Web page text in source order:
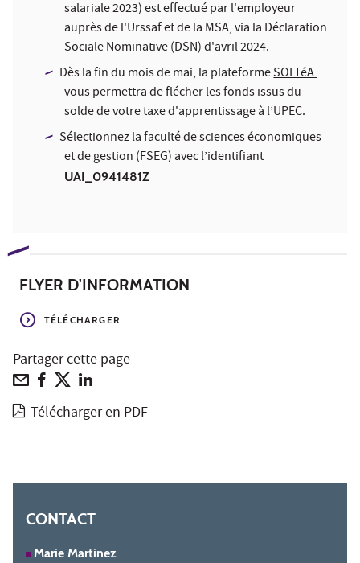
salariale 2023) est effectué par l'employeur
auprès de l'Urssaf et de la MSA, via la Déclaration
Sociale Nominative (DSN) d'avril 2024.
Dès la fin du mois de mai, la plateformeSOLTéA
vous permettra de flécher les fonds issus du
solde de votre taxe d'apprentissage à l’UPEC.
Sélectionnez la faculté de sciences économiques
et de gestion (FSEG) avec l’identifiant
UAI_0941481Z
FLYER D'INFORMATION
TÉLÉCHARGER
Partager cette page
Télécharger en PDF
CONTACT
Marie Martinez